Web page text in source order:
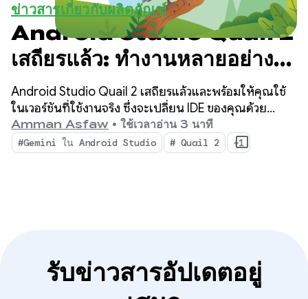
ข่าวสารเกี่ยวกับผลิตภัณฑ์
Android Studio Quail 2
เสถียรแล้ว: ทำงานหลายอย่าง
พร้อมกันด้วย AI Agent ของ
Android Studio
Android Studio Quail 2 เสถียรแล้วและพร้อมให้คุณใช้
ในเวอร์ชันที่ใช้งานจริง ซึ่งจะเปลี่ยน IDE ของคุณด้วย
เวิร์กโฟลว์แบบเอเจนต์ที่ทำงานพร้อมกัน การสร้างโปรไฟล์
หน่วยความจำรั่วไหลที่ผสานรวมแบบเนทีฟ และการแก้ไขข้อ
ขัดข้องที่คำนึงถึงบริบท
Amman Asfaw • ใช้เวลาอ่าน 3 นาที
#Gemini ใน Android Studio # Quail 2 +1
รับข่าวสารอัปเดตอยู่